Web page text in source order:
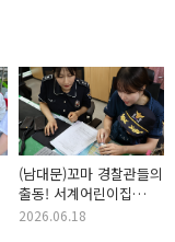
(남대문)꼬마 경찰관들의
출동! 서계어린이집
중림파출소 체험학습
2026.06.18